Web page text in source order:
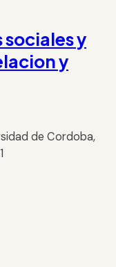
y
y
de Cordoba,